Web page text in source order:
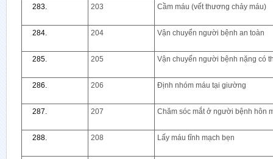
203 Cầm máu (vết thương chảy máu)
204 Vận chuyển người bệnh an toàn
205 Vận chuyển người bệnh nặng có
206 Định nhóm máu tại giường
207 Chăm sóc mắt ở người bệnh hôn
208 Lấy máu tĩnh mạch bẹn